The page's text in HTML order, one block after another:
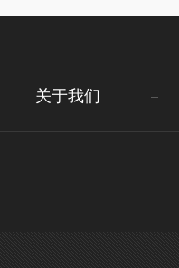
关于我们